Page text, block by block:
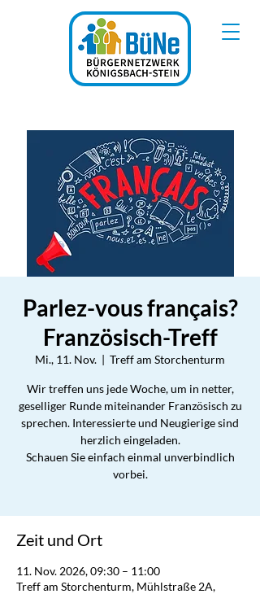
Parlez-vous français?
Französisch-Treff
Mi., 11. Nov.
  |
Treff am Storchenturm
Wir treffen uns jede Woche, um in netter,
geselliger Runde miteinander Französisch zu
sprechen. Interessierte und Neugierige sind
herzlich eingeladen.
Schauen Sie einfach einmal unverbindlich
vorbei.
Zeit und Ort
11. Nov. 2026, 09:30 – 11:00
Treff am Storchenturm, Mühlstraße 2A,